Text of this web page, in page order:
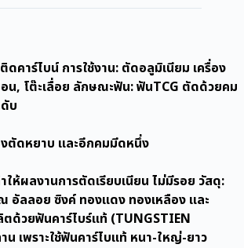
ดคาร์ไบน์ การใช้งาน: ตัดอลูมิเนียม เครื่อง
อน, โต๊ะเลื่อย ลักษณะฟัน: ฟันTCG ตัดด้วยคม
บ
ตัดหยาบ และอีกคมมีดหนึ่ง
ให้ผลงานการตัดเรียบเนียน ไม่มีรอย วัสดุ:
อัลลอย ซิงค์ ทองแดง ทองเหลือง และ
ด้วยฟันคาร์ไบร์แท้ (TUNGSTIEN
น เพราะใช้ฟันคาร์ไบแท้ หนา-ใหญ่-ยาว